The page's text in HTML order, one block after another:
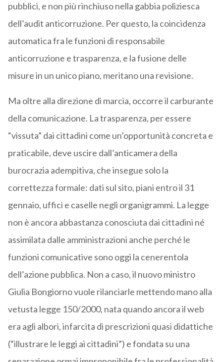
pubblici, e non più rinchiuso nella gabbia poliziesca
dell’audit anticorruzione. Per questo, la coincidenza
automatica fra le funzioni di responsabile
anticorruzione e trasparenza, e la fusione delle
misure in un unico piano, meritano una revisione.
Ma oltre alla direzione di marcia, occorre il carburante
della comunicazione. La trasparenza, per essere
“vissuta” dai cittadini come un’opportunità concreta e
praticabile, deve uscire dall’anticamera della
burocrazia adempitiva, che insegue solo la
correttezza formale: dati sul sito, piani entro il 31
gennaio, uffici e caselle negli organigrammi. La legge
non è ancora abbastanza conosciuta dai cittadini né
assimilata dalle amministrazioni anche perché le
funzioni comunicative sono oggi la cenerentola
dell’azione pubblica. Non a caso, il nuovo ministro
Giulia Bongiorno vuole rilanciarle mettendo mano alla
vetusta legge 150/2000, nata quando ancora il web
era agli albori, infarcita di prescrizioni quasi didattiche
(“illustrare le leggi ai cittadini”) e fondata su una